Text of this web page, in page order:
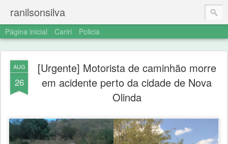
ranilsonsilva
Página inicial Cariri Policia
AUG
26
[Urgente] Motorista de caminhão morre
em acidente perto da cidade de Nova
Olinda